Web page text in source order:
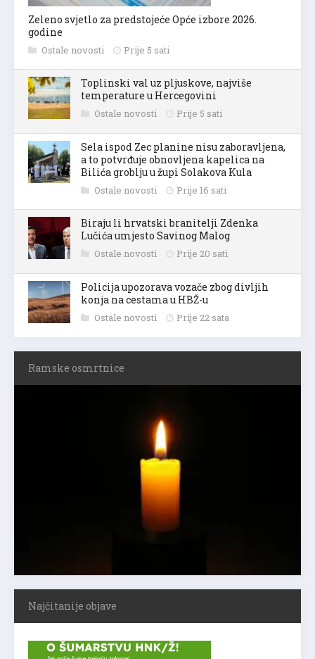
Zeleno svjetlo za predstojeće Opće izbore 2026.
godine
Ostale novosti Prije 5 sati
Toplinski val uz pljuskove, najviše
temperature u Hercegovini
Ostale novosti Prije 5 sati
Sela ispod Zec planine nisu zaboravljena,
a to potvrđuje obnovljena kapelica na
Bilića groblju u župi Solakova Kula
Ostale novosti Prije 16 sati
Biraju li hrvatski branitelji Zdenka
Lučića umjesto Savinog Malog
Ostale novosti Prije 20 sati
Policija upozorava vozače zbog divljih
konja na cestama u HBŽ-u
Ostale novosti Prije 22 sata
Ramske osmrtnice
Najčitanije objave